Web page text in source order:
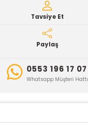
Tavsiye Et
Paylaş
0553 196 17 07
Whatsapp Müşteri Hattı